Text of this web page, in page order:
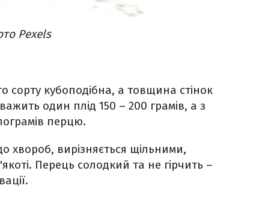
Pexels
сорту кубоподібна, а товщина стінок
один плід 150 – 200 грамів, а з
перцю.
хвороб, вирізняється щільними,
Перець солодкий та не гірчить –